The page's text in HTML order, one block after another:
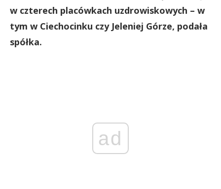
w czterech placówkach uzdrowiskowych – w
tym w Ciechocinku czy Jeleniej Górze, podała
spółka.
ad